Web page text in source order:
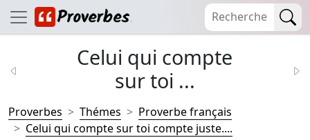
Celui qui compte
sur toi ...
Proverbes Thémes
Proverbe français
Celui qui compte sur toi compte juste....